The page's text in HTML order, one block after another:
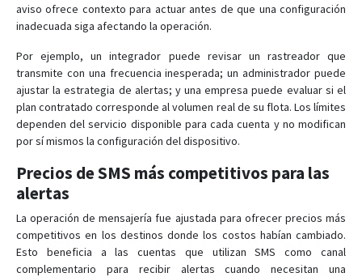
aviso ofrece contexto para actuar antes de que una configuración
inadecuada siga afectando la operación.
Por ejemplo, un integrador puede revisar un rastreador que
transmite con una frecuencia inesperada; un administrador puede
ajustar la estrategia de alertas; y una empresa puede evaluar si el
plan contratado corresponde al volumen real de su flota. Los límites
dependen del servicio disponible para cada cuenta y no modifican
por sí mismos la configuración del dispositivo.
Precios de SMS más competitivos para las
alertas
La operación de mensajería fue ajustada para ofrecer precios más
competitivos en los destinos donde los costos habían cambiado.
Esto beneficia a las cuentas que utilizan SMS como canal
complementario para recibir alertas cuando necesitan una